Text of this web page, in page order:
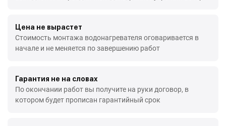
Цена не вырастет
Стоимость монтажа водонагревателя оговаривается в
начале и не меняется по завершению работ
Гарантия не на словах
По окончании работ вы получите на руки договор, в
котором будет прописан гарантийный срок